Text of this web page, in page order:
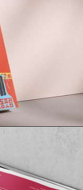
아가지 않고,